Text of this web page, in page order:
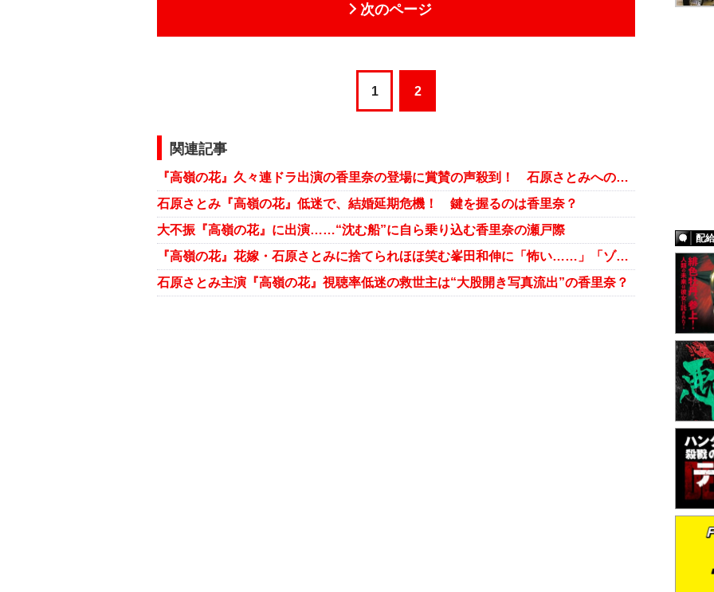
次のページ
1 2
関連記事
『高嶺の花』久々連ドラ出演の香里奈の登場に賞賛の声殺到！ 石原さとみへの注目を掻っ攫う！
石原さとみ『高嶺の花』低迷で、結婚延期危機！ 鍵を握るのは香里奈？
大不振『高嶺の花』に出演……“沈む船”に自ら乗り込む香里奈の瀬戸際
『高嶺の花』花嫁・石原さとみに捨てられほほ笑む峯田和伸に「怖い……」「ゾッとした！」と悲鳴殺到！
石原さとみ主演『高嶺の花』視聴率低迷の救世主は“大股開き写真流出”の香里奈？
配